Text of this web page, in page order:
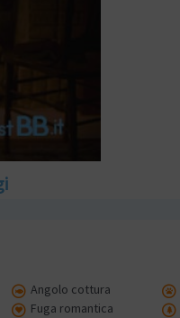
Angolo cottura
Fuga romantica